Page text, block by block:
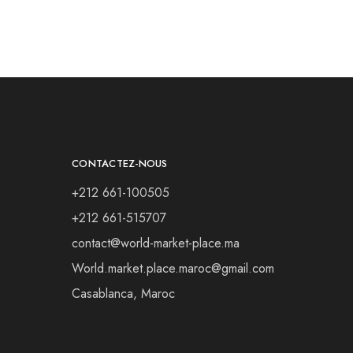
CONTACTEZ-NOUS
+212 661-100505
+212 661-515707
contact@world-market-place.ma
World.market.place.maroc@gmail.com
Casablanca, Maroc